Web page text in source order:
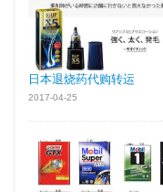
日本退烧药代购转运
2017-04-25